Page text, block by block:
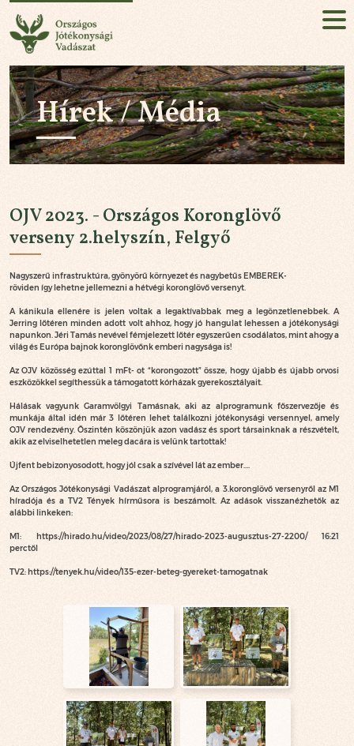
HU EN
Jelentkezés!
RÓLUNK
AZ ESEMÉNY
KAPCSOLAT
Hírek / Média
OJV 2023. - Országos Koronglövő
verseny 2.helyszín, Felgyő
Nagyszerű infrastruktúra, gyönyörű környezet és nagybetűs EMBEREK-
röviden így lehetne jellemezni a hétvégi koronglövő versenyt.
A kánikula ellenére is jelen voltak a legaktívabbak meg a legönzetlenebbek. A
Jerring lőtéren minden adott volt ahhoz, hogy jó hangulat lehessen a jótékonysági
napunkon. Jéri Tamás nevével fémjelezett lőtér egyszerűen csodálatos, mint ahogy a
világ és Európa bajnok koronglövőnk emberi nagysága is!
Az OJV közösség ezúttal 1 mFt- ot “korongozott” össze, hogy újabb és újabb orvosi
eszközökkel segíthessük a támogatott kórházak gyerekosztályait.
Hálásak vagyunk Garamvölgyi Tamásnak, aki az alprogramunk főszervezője és
munkája által idén már 3 lőtéren lehet találkozni jótékonysági versennyel, amely
OJV rendezvény. Őszintén köszönjük azon vadász és sport társainknak a részvételt,
akik az elviselhetetlen meleg dacára is velünk tartottak!
Újfent bebizonyosodott, hogy jól csak a szívével lát az ember….
Az Országos Jótékonysági Vadászat alprogramjáról, a 3.koronglövő versenyről az M1
híradója és a TV2 Tények hírműsora is beszámolt. Az adások visszanézhetők az
alábbi linkeken:
M1: https://hirado.hu/video/2023/08/27/hirado-2023-augusztus-27-2200/ 16:21
perctől
TV2: https://tenyek.hu/video/135-ezer-beteg-gyereket-tamogatnak